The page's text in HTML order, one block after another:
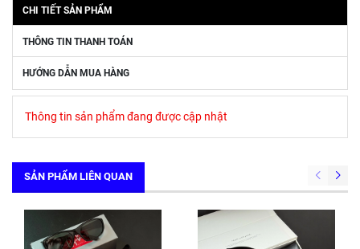
CHI TIẾT SẢN PHẨM
THÔNG TIN THANH TOÁN
HƯỚNG DẪN MUA HÀNG
Thông tin sản phẩm đang được cập nhật
SẢN PHẨM LIÊN QUAN